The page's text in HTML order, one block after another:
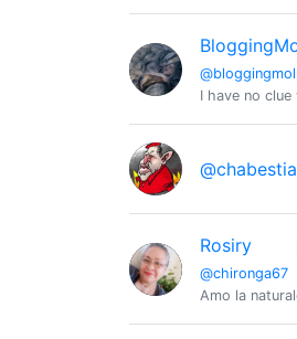
I have no
Rosiry
@chironga67
Amo la